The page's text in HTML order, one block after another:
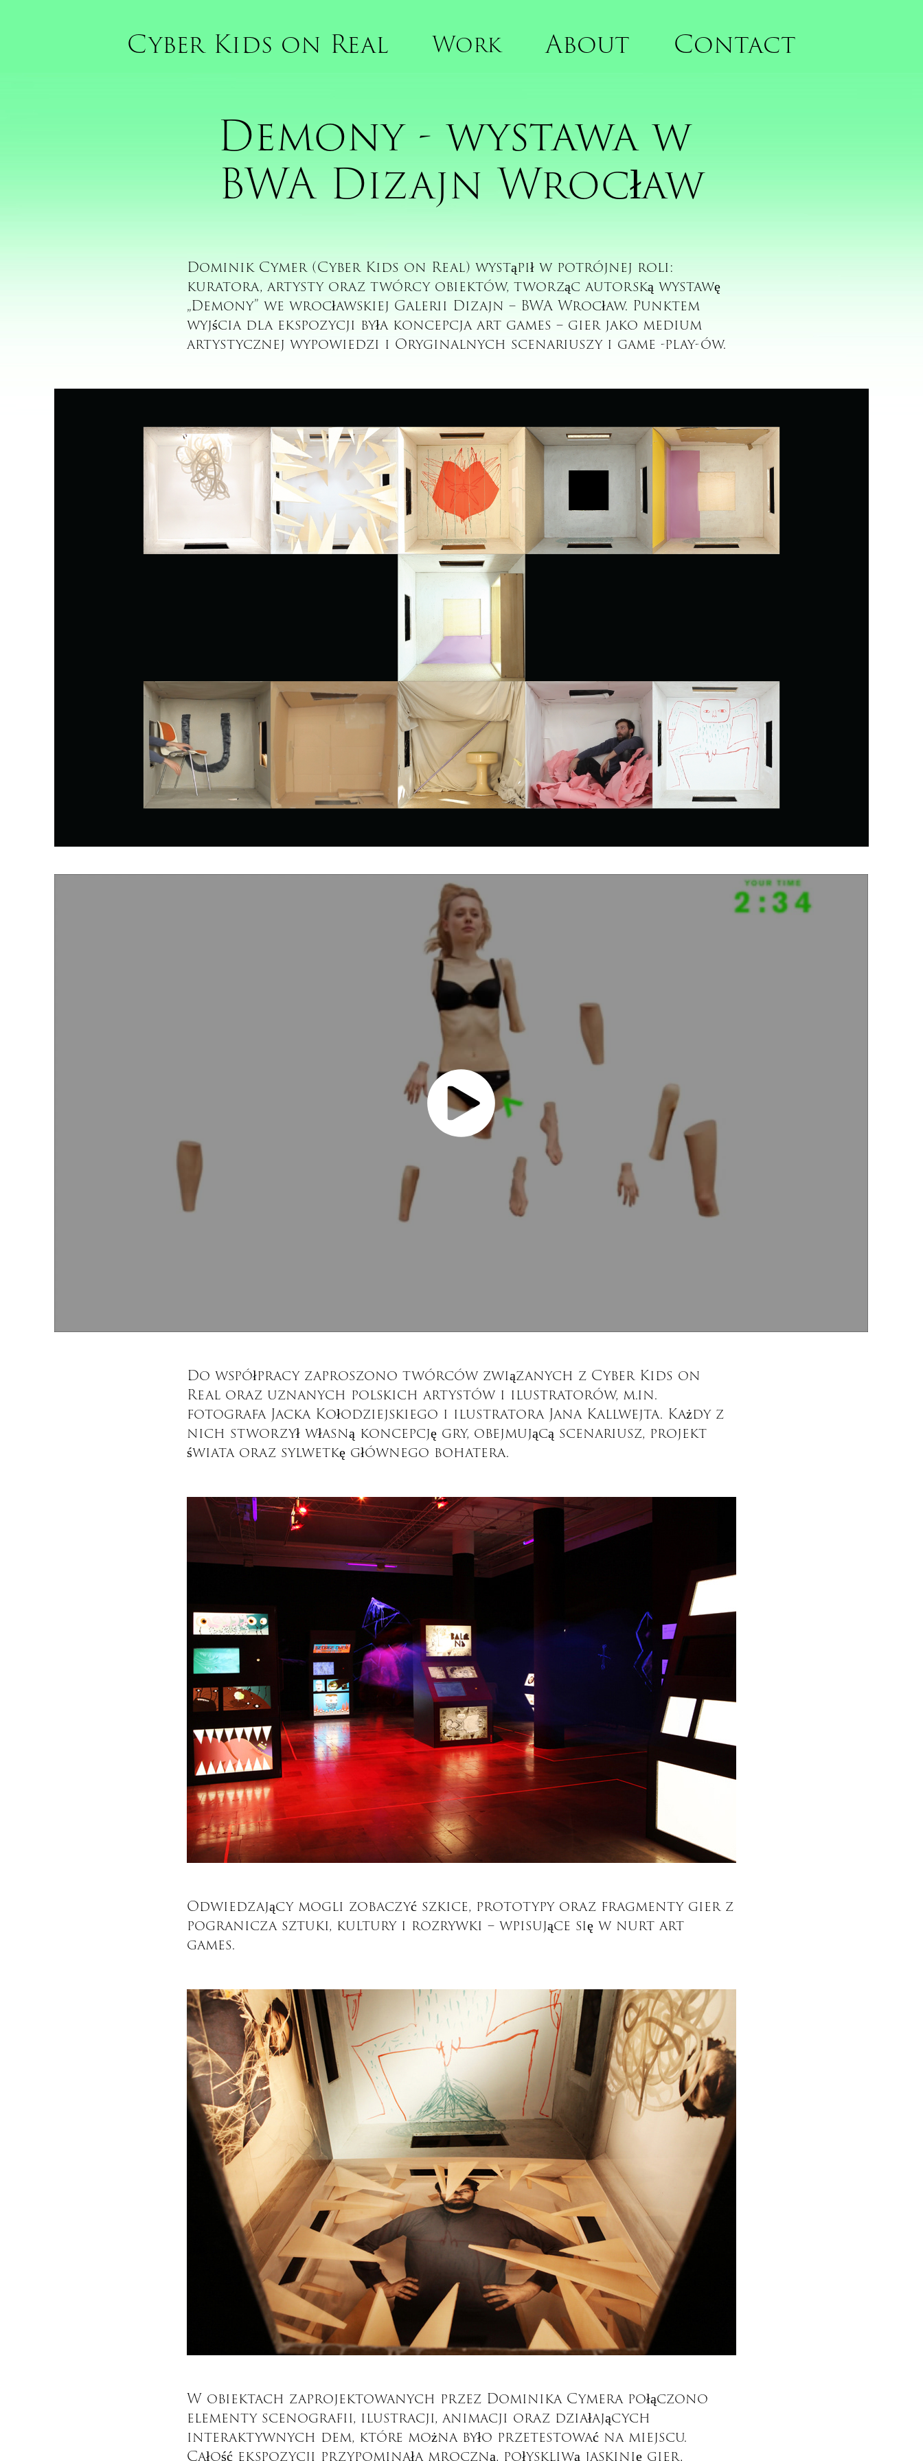
Cyber Kids on Real Work About Contact
Demony - wystawa w
BWA Dizajn Wrocław
Dominik Cymer (Cyber Kids on Real) wystąpił w potrójnej roli:
kuratora, artysty oraz twórcy obiektów, tworząc autorską wystawę
„Demony” we wrocławskiej Galerii Dizajn – BWA Wrocław. Punktem
wyjścia dla ekspozycji była koncepcja art games – gier jako medium
artystycznej wypowiedzi i Oryginalnych scenariuszy i game -play-ów.
Do współpracy zaproszono twórców związanych z Cyber Kids on
Real oraz uznanych polskich artystów i ilustratorów, m.in.
fotografa Jacka Kołodziejskiego i ilustratora Jana Kallwejta. Każdy z
nich stworzył własną koncepcję gry, obejmującą scenariusz, projekt
świata oraz sylwetkę głównego bohatera.
Odwiedzający mogli zobaczyć szkice, prototypy oraz fragmenty gier z
pogranicza sztuki, kultury i rozrywki – wpisujące się w nurt art
games.
W obiektach zaprojektowanych przez Dominika Cymera połączono
elementy scenografii, ilustracji, animacji oraz działających
interaktywnych dem, które można było przetestować na miejscu.
Całość ekspozycji przypominała mroczną, połyskliwą jaskinię gier,